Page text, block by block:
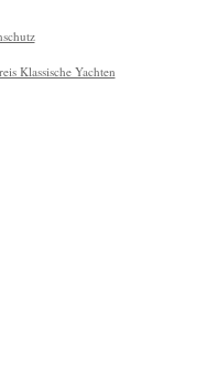
Klassische Yachten